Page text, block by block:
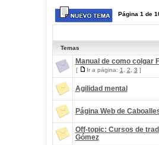
Página 1 de
Temas
Manual de como colgar
[ Ir a página: 1 2 3 ]
Agilidad mental
Página Web de
Off-topic: Cursos de
Gómez